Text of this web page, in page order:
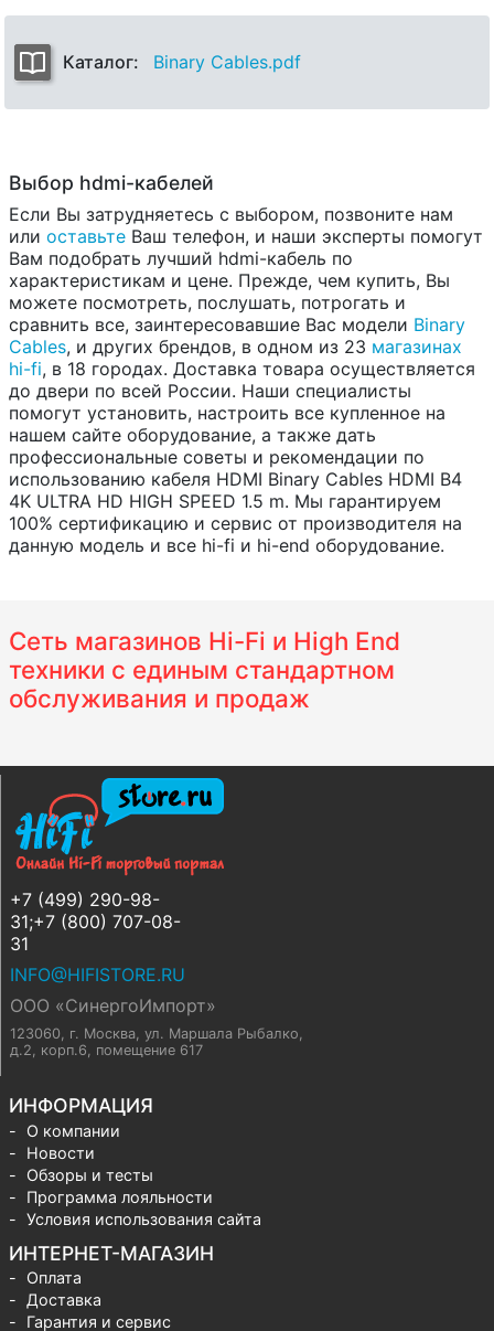
Каталог: Binary Cables.pdf
Выбор hdmi-кабелей
Если Вы затрудняетесь с выбором, позвоните нам
или оставьте Ваш телефон, и наши эксперты помогут
Вам подобрать лучший hdmi-кабель по
характеристикам и цене. Прежде, чем купить, Вы
можете посмотреть, послушать, потрогать и
сравнить все, заинтересовавшие Вас модели Binary
Cables, и других брендов, в одном из 23 магазинах
hi-fi, в 18 городах. Доставка товара осуществляется
до двери по всей России. Наши специалисты
помогут установить, настроить все купленное на
нашем сайте оборудование, а также дать
профессиональные советы и рекомендации по
использованию кабеля HDMI Binary Cables HDMI B4
4K ULTRA HD HIGH SPEED 1.5 m. Мы гарантируем
100% сертификацию и сервис от производителя на
данную модель и все hi-fi и hi-end оборудование.
Сеть магазинов Hi-Fi и High End
техники с единым стандартном
обслуживания и продаж
+7 (499) 290-98-
31;+7 (800) 707-08-
31
INFO@HIFISTORE.RU
ООО «СинергоИмпорт»
123060, г. Москва, ул. Маршала Рыбалко,
д.2, корп.6, помещение 617
ИНФОРМАЦИЯ
О компании
Новости
Обзоры и тесты
Программа лояльности
Условия использования сайта
ИНТЕРНЕТ-МАГАЗИН
Оплата
Доставка
Гарантия и сервис